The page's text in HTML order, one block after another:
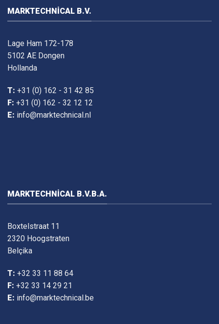
MARKTECHNICAL B.V.
Lage Ham 172-178
5102 AE Dongen
Hollanda
T: +31 (0) 162 - 31 42 85
F: +31 (0) 162 - 32 12 12
E: info@marktechnical.nl
MARKTECHNICAL B.V.B.A.
Boxtelstraat 11
2320 Hoogstraten
Belçika
T: +32 33 11 88 64
F: +32 33 14 29 21
E: info@marktechnical.be